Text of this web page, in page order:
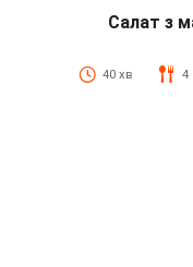
Салат з
40 хв 4